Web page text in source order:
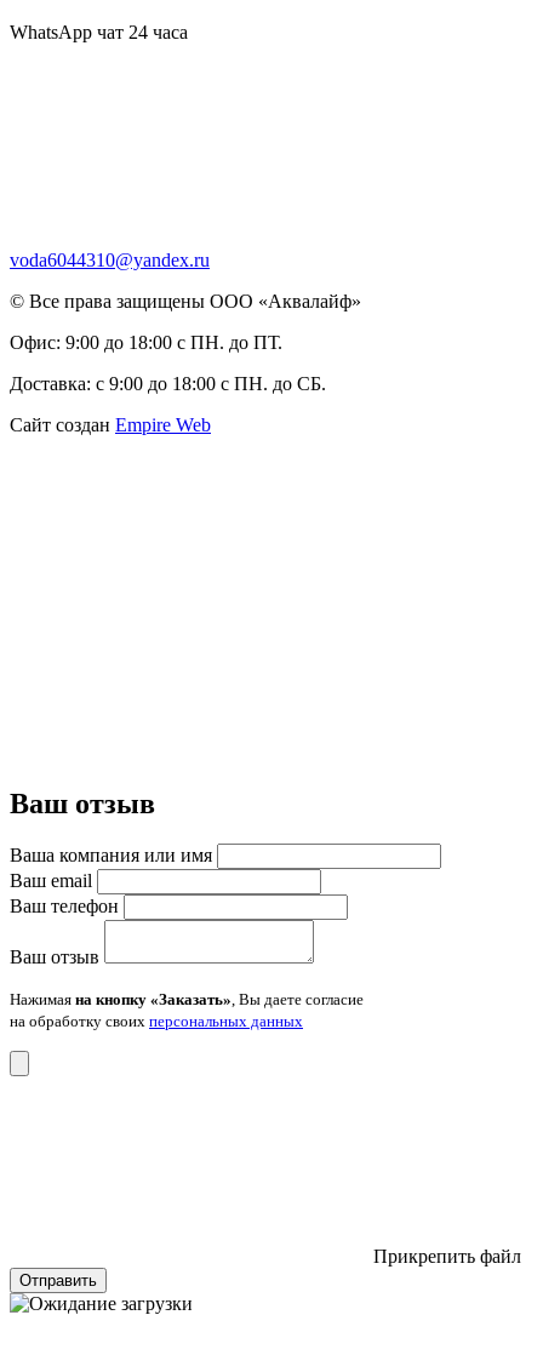
WhatsApp чат 24 часа
voda6044310@yandex.ru
© Все права защищены ООО «Аквалайф»
Офис: 9:00 до 18:00 с ПН. до ПТ.
Доставка: с 9:00 до 18:00 с ПН. до СБ.
Сайт создан Empire Web
Ваш отзыв
Ваша компания или имя
Ваш email
Ваш телефон
Ваш отзыв
Нажимая на кнопку «Заказать», Вы даете согласие
на обработку своих персональных данных
Прикрепить файл
Отправить